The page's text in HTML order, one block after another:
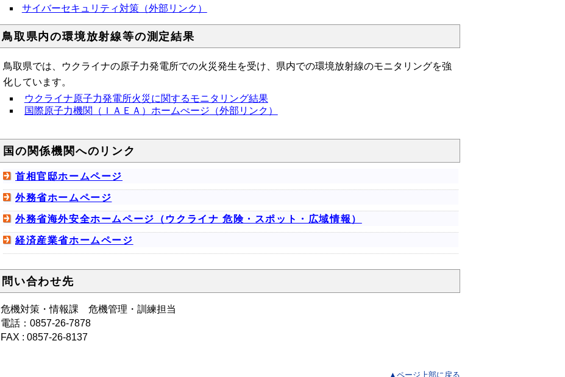
サイバーセキュリティ対策（外部リンク）
鳥取県内の環境放射線等の測定結果
鳥取県では、ウクライナの原子力発電所での火災発生を受け、県内での環境放射線のモニタリングを強
化しています。
ウクライナ原子力発電所火災に関するモニタリング結果
国際原子力機関（ＩＡＥＡ）ホームぺージ （外部リンク）
国の関係機関へのリンク
首相官邸ホームページ
外務省ホームページ
外務省海外安全ホームページ（ウクライナ 危険・スポット・広域情報）
経済産業省ホームページ
問い合わせ先
危機対策・情報課 危機管理・訓練担当
電話：0857-26-7878
FAX : 0857-26-8137
▲ページ上部に戻る